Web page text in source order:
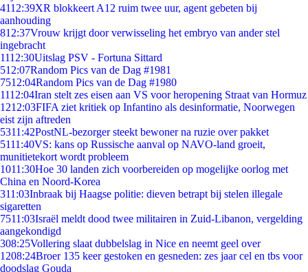
4112:39XR blokkeert A12 ruim twee uur, agent gebeten bij
aanhouding
812:37Vrouw krijgt door verwisseling het embryo van ander stel
ingebracht
1112:30Uitslag PSV - Fortuna Sittard
512:07Random Pics van de Dag #1981
7512:04Random Pics van de Dag #1980
1112:04Iran stelt zes eisen aan VS voor heropening Straat van Hormuz
1212:03FIFA ziet kritiek op Infantino als desinformatie, Noorwegen
eist zijn aftreden
5311:42PostNL-bezorger steekt bewoner na ruzie over pakket
5111:40VS: kans op Russische aanval op NAVO-land groeit,
munitietekort wordt probleem
1011:30Hoe 30 landen zich voorbereiden op mogelijke oorlog met
China en Noord-Korea
311:03Inbraak bij Haagse politie: dieven betrapt bij stelen illegale
sigaretten
7511:03Israël meldt dood twee militairen in Zuid-Libanon, vergelding
aangekondigd
308:25Vollering slaat dubbelslag in Nice en neemt geel over
1208:24Broer 135 keer gestoken en gesneden: zes jaar cel en tbs voor
doodslag Gouda